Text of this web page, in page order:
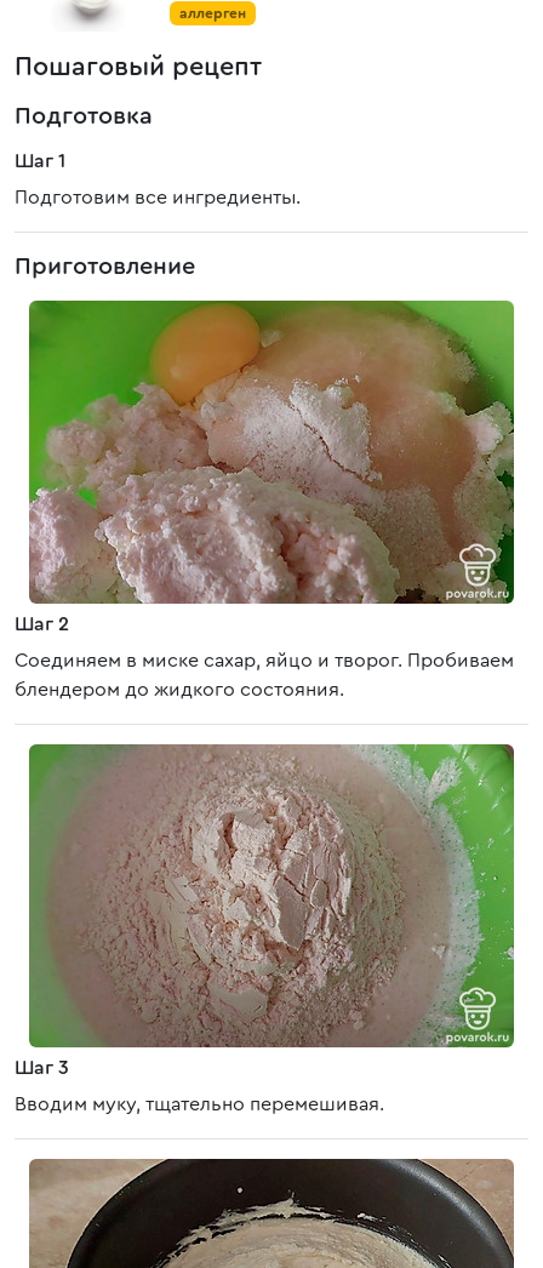
аллерген
Пошаговый рецепт
Подготовка
Шаг 1
Подготовим все ингредиенты.
Приготовление
Шаг 2
Соединяем в миске сахар, яйцо и творог. Пробиваем
блендером до жидкого состояния.
Шаг 3
Вводим муку, тщательно перемешивая.